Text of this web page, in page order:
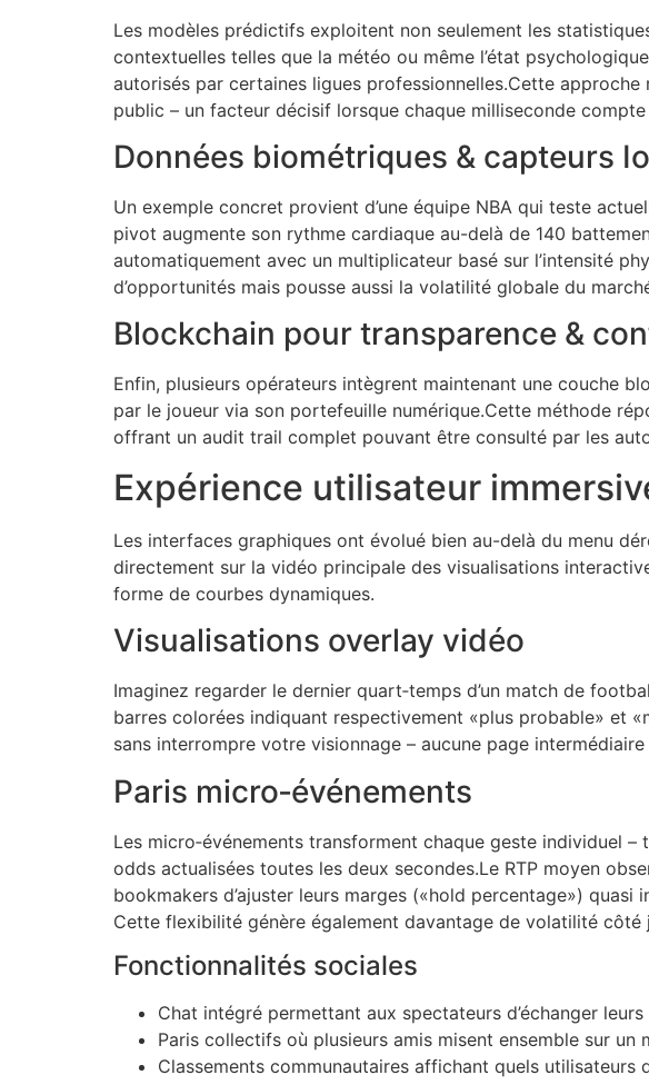
Les modèles prédictifs exploitent non seulement les
contextuelles telles que la météo ou même l’état
autorisés par certaines ligues professionnelles.Cette
public – un facteur décisif lorsque chaque milliseconde
Données biométriques & capteurs
Un exemple concret provient d’une équipe NBA qui teste
pivot augmente son rythme cardiaque au-delà de 140
automatiquement avec un multiplicateur basé sur l’intensité
d’opportunités mais pousse aussi la volatilité globale du
Blockchain pour transparence &
Enfin, plusieurs opérateurs intègrent maintenant une couche
par le joueur via son portefeuille numérique.Cette méthode
offrant un audit trail complet pouvant être consulté par les
Expérience utilisateur
Les interfaces graphiques ont évolué bien au-delà du menu
directement sur la vidéo principale des visualisations
forme de courbes dynamiques.
Visualisations overlay vidéo
Imaginez regarder le dernier quart‑temps d’un match de
barres colorées indiquant respectivement «​plus probable​» et
sans interrompre votre visionnage – aucune page intermédiaire
Paris micro‑événements
Les micro‑événements transforment chaque geste individuel
odds actualisées toutes les deux secondes.Le RTP moyen
bookmakers d’ajuster leurs marges («​hold percentage​») quasi
Cette flexibilité génère également davantage de volatilité côté
Fonctionnalités sociales
Chat intégré permettant aux spectateurs d’échanger
Paris collectifs où plusieurs amis misent ensemble sur
Classements communautaires affichant quels utilisateurs